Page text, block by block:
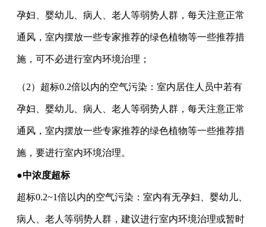
孕妇、婴幼儿、病人、老人等弱势人群，每天注意正常
通风，室内摆放一些专家推荐的绿色植物等一些推荐措
施，可不必进行室内环境治理；
（2）超标0.2倍以内的空气污染：室内居住人员中若有
孕妇、婴幼儿、病人、老人等弱势人群，每天注意正常
通风，室内摆放一些专家推荐的绿色植物等一些推荐措
施，要进行室内环境治理。
●中浓度超标
超标0.2~1倍以内的空气污染：室内有无孕妇、婴幼儿、
病人、老人等弱势人群，建议进行室内环境治理或暂时